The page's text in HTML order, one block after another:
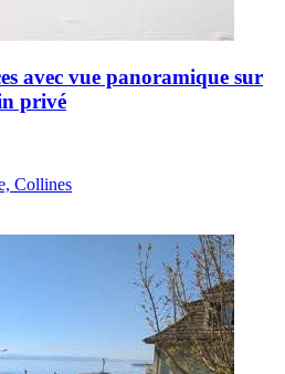
avec vue panoramique sur
privé
Collines